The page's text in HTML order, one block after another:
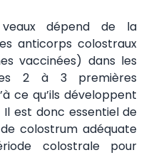
dépend de la
anticorps colostraux
vaccinées) dans les
2 à 3 premières
ce qu’ils développent
est donc essentiel de
de colostrum adéquate
colostrale pour